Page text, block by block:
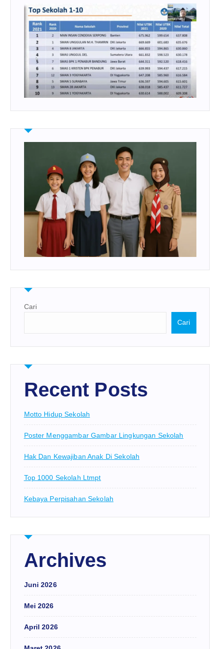
Cari
Cari
Recent Posts
Motto Hidup Sekolah
Poster Menggambar Gambar Lingkungan Sekolah
Hak Dan Kewajiban Anak Di Sekolah
Top 1000 Sekolah Ltmpt
Kebaya Perpisahan Sekolah
Archives
Juni 2026
Mei 2026
April 2026